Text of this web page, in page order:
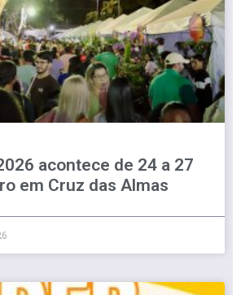
acontece de 24 a 27
em Cruz das Almas